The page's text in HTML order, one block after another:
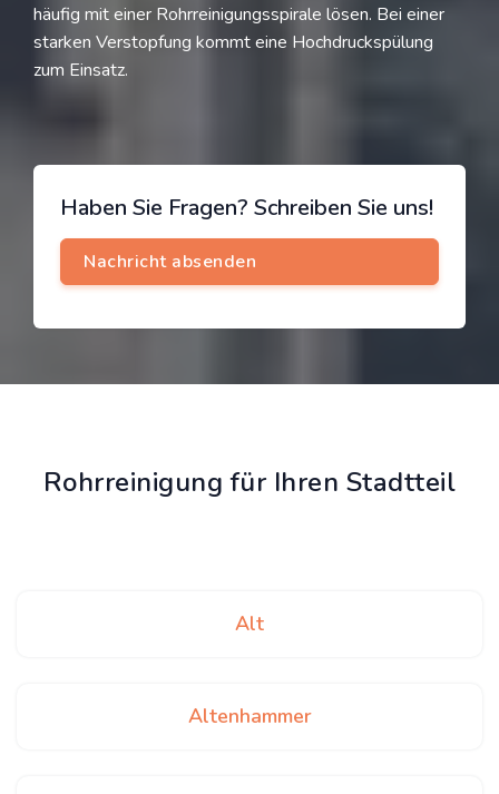
häufig mit einer Rohrreinigungsspirale lösen. Bei einer
starken Verstopfung kommt eine Hochdruckspülung
zum Einsatz.
Haben Sie Fragen? Schreiben Sie uns!
Rohrreinigung für Ihren Stadtteil
Alt
Altenhammer